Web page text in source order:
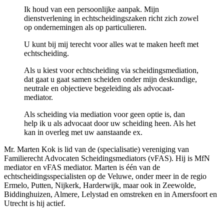
Ik houd van een persoonlijke aanpak. Mijn
dienstverlening in echtscheidingszaken richt zich zowel
op ondernemingen als op particulieren.
U kunt bij mij terecht voor alles wat te maken heeft met
echtscheiding.
Als u kiest voor echtscheiding via scheidingsmediation,
dat gaat u gaat samen scheiden onder mijn deskundige,
neutrale en objectieve begeleiding als advocaat-
mediator.
Als scheiding via mediation voor geen optie is, dan
help ik u als advocaat door uw scheiding heen. Als het
kan in overleg met uw aanstaande ex.
Mr. Marten Kok is lid van de (specialisatie) vereniging van
Familierecht Advocaten Scheidingsmediators (vFAS). Hij is MfN
mediator en vFAS mediator. Marten is één van de
echtscheidingsspecialisten op de Veluwe, onder meer in de regio
Ermelo, Putten, Nijkerk, Harderwijk, maar ook in Zeewolde,
Biddinghuizen, Almere, Lelystad en omstreken en in Amersfoort en
Utrecht is hij actief.